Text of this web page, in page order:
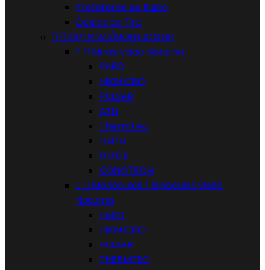
Protetores de Ruido
Óculos de Tiro
  ÓPTICAS/MONTAGENS
  Miras Visão Noturna
PARD
HIKMICRO
PULSAR
ATN
ThermTec
Pixfra
GUIDE
CONOTECH
  Monóculos / Binóculos Visão
Noturna
PARD
HIKMICRO
PULSAR
THERMTEC